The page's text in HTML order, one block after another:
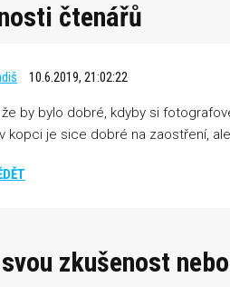
čtenářů
10.6.2019, 21:02:22
že by bylo dobré, kdyby si
kopci je sice dobré na zaostření,
zkušenost